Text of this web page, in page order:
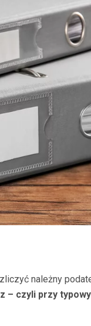
należny
– czyli przy